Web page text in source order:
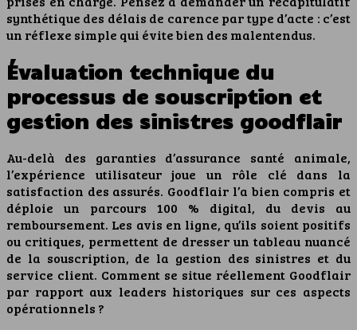
synthétique des délais de carence par type d’acte : c’est
un réflexe simple qui évite bien des malentendus.
Évaluation technique du
processus de souscription et
gestion des sinistres goodflair
Au-delà des garanties d’assurance santé animale,
l’expérience utilisateur joue un rôle clé dans la
satisfaction des assurés. Goodflair l’a bien compris et
déploie un parcours 100 % digital, du devis au
remboursement. Les avis en ligne, qu’ils soient positifs
ou critiques, permettent de dresser un tableau nuancé
de la souscription, de la gestion des sinistres et du
service client. Comment se situe réellement Goodflair
par rapport aux leaders historiques sur ces aspects
opérationnels ?